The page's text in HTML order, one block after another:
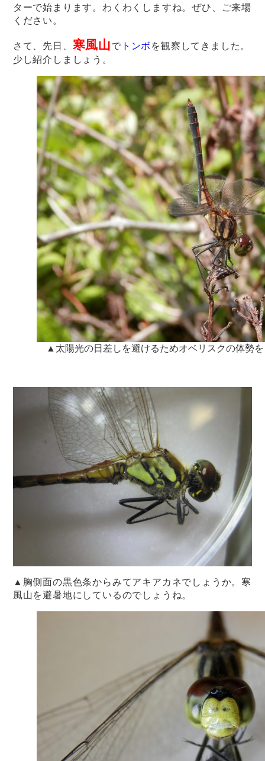
ターで始まります。わくわくしますね。ぜひ、ご来場
ください。
さて、先日、 寒風山で トンボ を観察してきました。
少し紹介しましょう。
▲太陽光の日差しを避けるためオベリスクの体勢を
▲胸側面の黒色条からみてアキアカネでしょうか。寒
風山を避暑地にしているのでしょうね。